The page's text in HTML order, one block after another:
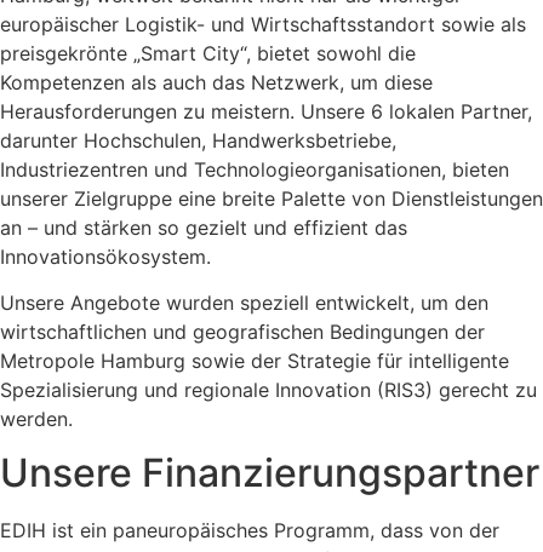
europäischer Logistik- und Wirtschaftsstandort sowie als
preisgekrönte „Smart City“, bietet sowohl die
Kompetenzen als auch das Netzwerk, um diese
Herausforderungen zu meistern. Unsere 6 lokalen Partner,
darunter Hochschulen, Handwerksbetriebe,
Industriezentren und Technologieorganisationen, bieten
unserer Zielgruppe eine breite Palette von Dienstleistungen
an – und stärken so gezielt und effizient das
Innovationsökosystem.
Unsere Angebote wurden speziell entwickelt, um den
wirtschaftlichen und geografischen Bedingungen der
Metropole Hamburg sowie der Strategie für intelligente
Spezialisierung und regionale Innovation (RIS3) gerecht zu
werden.
Unsere Finanzierungspartner
EDIH ist ein paneuropäisches Programm, dass von der